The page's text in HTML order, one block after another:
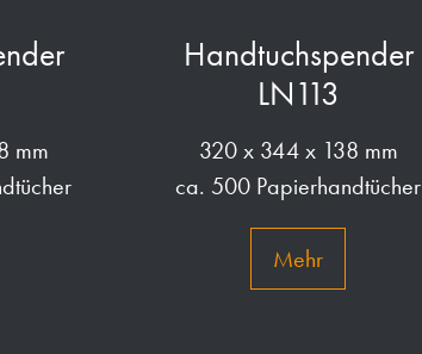
mm
Handtuchspender
LN113
320 x 344 x 138 mm
ca. 500 Papierhandtücher
Mehr